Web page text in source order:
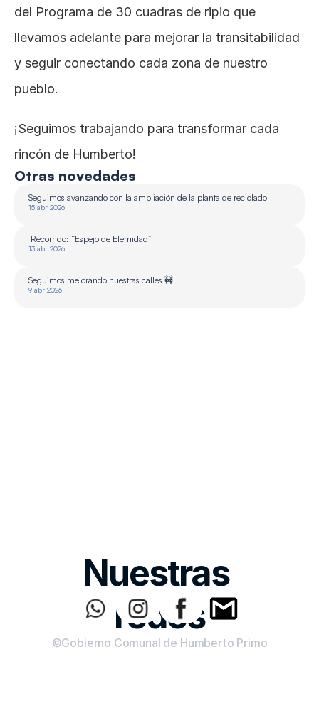
Otras novedades
Seguimos avanzando con la ampliación de la planta de reciclado
15 abr 2026
Recorrido: “Espejo de Eternidad”
13 abr 2026
Seguimos mejorando nuestras calles 🚧
9 abr 2026
del Programa de 30 cuadras de ripio que
llevamos adelante para mejorar la transitabilidad
y seguir conectando cada zona de nuestro
pueblo.
¡Seguimos trabajando para transformar cada
rincón de Humberto!
Nuestras
redes
©Gobierno Comunal de Humberto Primo